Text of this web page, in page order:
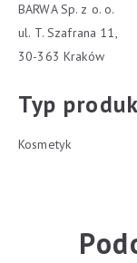
BARWA Sp. z o. o.
ul. T. Szafrana 11,
30-363 Kraków
Typ
Kosmetyk